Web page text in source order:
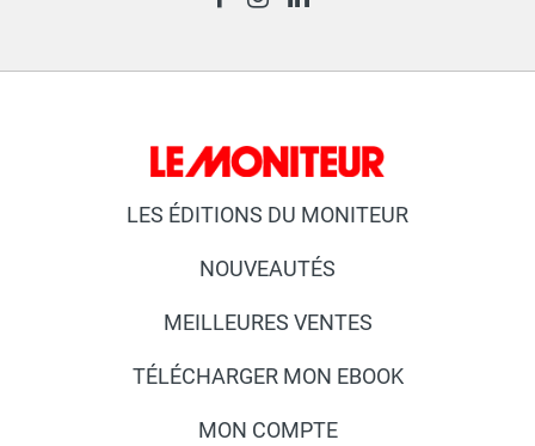
LES ÉDITIONS DU MONITEUR
NOUVEAUTÉS
MEILLEURES VENTES
TÉLÉCHARGER MON EBOOK
MON COMPTE